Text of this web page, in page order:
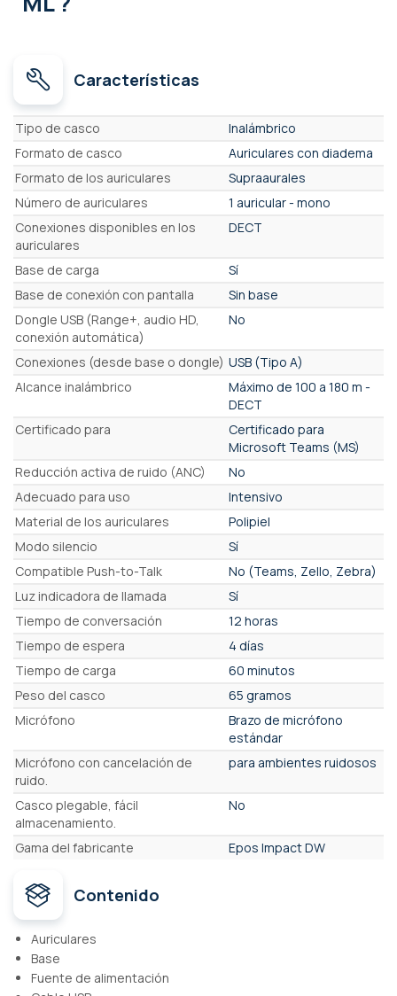
Características
Características
Tipo de casco
Inalámbrico
Formato de casco
Auriculares con diadema
Formato de los auriculares
Supraaurales
Número de auriculares
1 auricular - mono
Conexiones disponibles en los
auriculares
DECT
Base de carga
Sí
Base de conexión con pantalla
Sin base
Dongle USB (Range+, audio HD,
conexión automática)
No
Conexiones (desde base o dongle) USB (Tipo A)
Alcance inalámbrico
Máximo de 100 a 180 m -
DECT
Certificado para
Certificado para
Microsoft Teams (MS)
Reducción activa de ruido (ANC)
No
Adecuado para uso
Intensivo
Material de los auriculares
Polipiel
Modo silencio
Sí
Compatible Push-to-Talk
No (Teams, Zello, Zebra)
Luz indicadora de llamada
Sí
Tiempo de conversación
12 horas
Tiempo de espera
4 días
Tiempo de carga
60 minutos
Peso del casco
65 gramos
Micrófono
Brazo de micrófono
estándar
Micrófono con cancelación de
ruido.
para ambientes ruidosos
Casco plegable, fácil
almacenamiento.
No
Gama del fabricante Epos Impact DW
Contenido
Auriculares
Base
Fuente de alimentación